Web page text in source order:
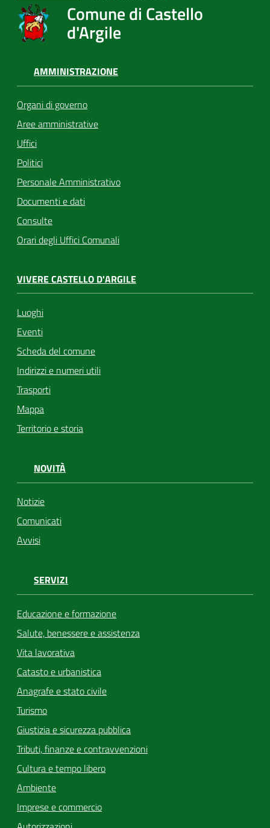
Comune di Castello
d'Argile
AMMINISTRAZIONE
Organi di governo
Aree amministrative
Uffici
Politici
Personale Amministrativo
Documenti e dati
Consulte
Orari degli Uffici Comunali
VIVERE CASTELLO D'ARGILE
Luoghi
Eventi
Scheda del comune
Indirizzi e numeri utili
Trasporti
Mappa
Territorio e storia
NOVITÀ
Notizie
Comunicati
Avvisi
SERVIZI
Educazione e formazione
Salute, benessere e assistenza
Vita lavorativa
Catasto e urbanistica
Anagrafe e stato civile
Turismo
Giustizia e sicurezza pubblica
Tributi, finanze e contravvenzioni
Cultura e tempo libero
Ambiente
Imprese e commercio